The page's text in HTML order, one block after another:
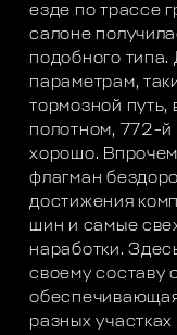
езде по трассе
салоне
подобного
параметрам,
тормозной
полотном, 772-й
хорошо.
флагман
достижения
шин и самые
наработки.
своему составу
разных